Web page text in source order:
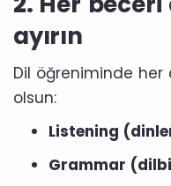
ayırın
Dil öğreniminde her
olsun:
Listening
Grammar